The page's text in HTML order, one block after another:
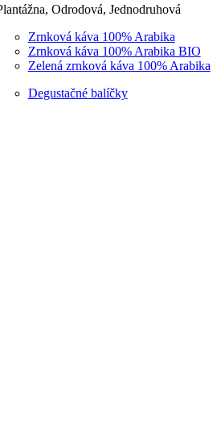
Odrodová, Jednodruhová
Zrnková káva 100% Arabika
Zrnková káva 100% Arabika BIO
Zelená zrnková káva 100% Arabika
Degustačné balíčky